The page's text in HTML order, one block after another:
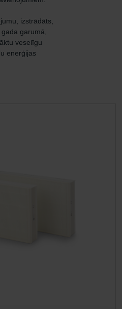
garumā,
veselīgu
enerģijas